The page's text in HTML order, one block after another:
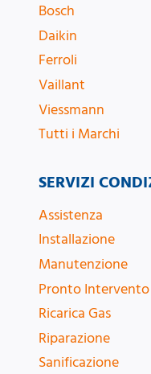
Bosch
Daikin
Ferroli
Vaillant
Viessmann
Tutti i Marchi
SERVIZI
Assistenza
Installazione
Manutenzione
Pronto Intervento
Ricarica Gas
Riparazione
Sanificazione